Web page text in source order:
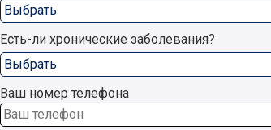
Есть-ли хронические заболевания?
Ваш номер телефона